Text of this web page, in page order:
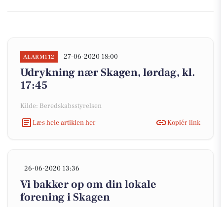
ALARM112 27-06-2020 18:00
Udrykning nær Skagen, lørdag, kl.
17:45
Kilde: Beredskabsstyrelsen
Læs hele artiklen her
Kopiér link
26-06-2020 13:36
Vi bakker op om din lokale
forening i Skagen